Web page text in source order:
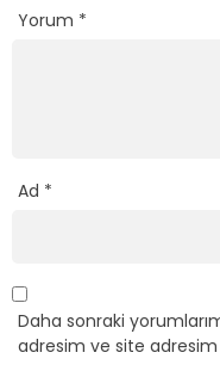
Yorum *
Ad *
Daha sonraki
adresim ve site adresim